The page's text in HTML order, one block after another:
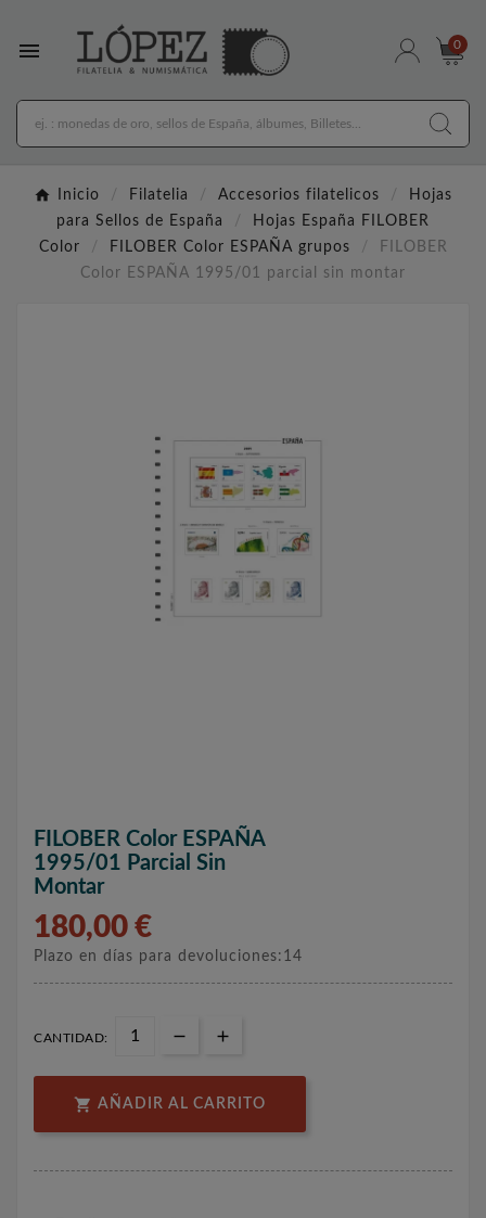
 0
Inicio Filatelia Accesorios filatelicos
Hojas
para Sellos de España
Hojas España FILOBER
Color
FILOBER Color ESPAÑA grupos
FILOBER
Color ESPAÑA 1995/01 parcial sin montar
FILOBER Color ESPAÑA
1995/01 Parcial Sin
Montar
180,00 €
Plazo en días para devoluciones:14
CANTIDAD:
 AÑADIR AL CARRITO